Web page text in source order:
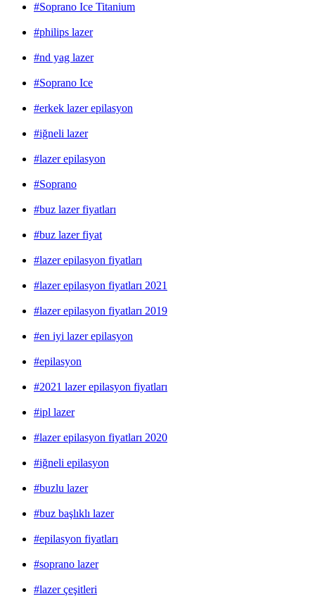
#Soprano Ice Titanium
#philips lazer
#nd yag lazer
#Soprano Ice
#erkek lazer epilasyon
#iğneli lazer
#lazer epilasyon
#Soprano
#buz lazer fiyatları
#buz lazer fiyat
#lazer epilasyon fiyatları
#lazer epilasyon fiyatları 2021
#lazer epilasyon fiyatları 2019
#en iyi lazer epilasyon
#epilasyon
#2021 lazer epilasyon fiyatları
#ipl lazer
#lazer epilasyon fiyatları 2020
#iğneli epilasyon
#buzlu lazer
#buz başlıklı lazer
#epilasyon fiyatları
#soprano lazer
#lazer çeşitleri